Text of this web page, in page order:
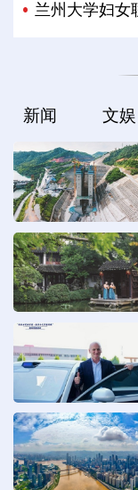
兰州大学妇女
新闻 文娱